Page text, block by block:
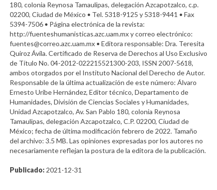
180, colonia Reynosa Tamaulipas, delegación Azcapotzalco, c.p.
02200, Ciudad de México • Tel. 5318-9125 y 5318-9441 • Fax
5394-7506 • Página electrónica de la revista:
http://fuenteshumanisticas.azc.uam.mx y correo electrónico:
fuentes@correo.azc.uam.mx • Editora responsable: Dra. Teresita
Quiroz Ávila. Certificado de Reserva de Derechos al Uso Exclusivo
de Título No. 04-2012-022215521300-203, ISSN 2007-5618,
ambos otorgados por el Instituto Nacional del Derecho de Autor.
Responsable de la última actualización de este número: Álvaro
Ernesto Uribe Hernández, Editor técnico, Departamento de
Humanidades, División de Ciencias Sociales y Humanidades,
Unidad Azcapotzalco, Av. San Pablo 180, colonia Reynosa
Tamaulipas, delegación Azcapotzalco, C.P. 02200, Ciudad de
México; fecha de última modificación febrero de 2022. Tamaño
del archivo: 3.5 MB. Las opiniones expresadas por los autores no
necesariamente reflejan la postura de la editora de la publicación.
Publicado: 2021-12-31